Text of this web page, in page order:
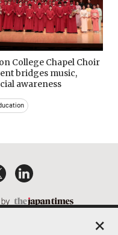
College Chapel Choir
bridges music,
awareness
×